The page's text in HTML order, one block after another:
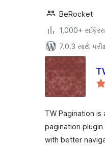
BeRocket
1,000+
7.0.3 સાથે
TW Pagination is
pagination
with better